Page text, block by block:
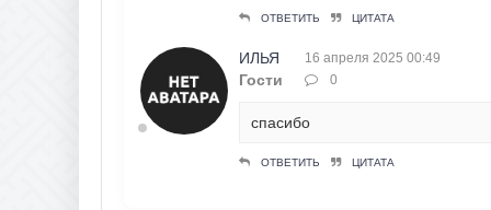
ОТВЕТИТЬ ЦИТАТА
ИЛЬЯ
Гости
16 апреля 2025 00:49
0
спасибо
ОТВЕТИТЬ ЦИТАТА